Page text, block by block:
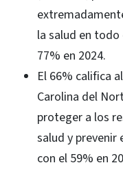
la salud en
77% en 2024.
El 66% califica
Carolina del
proteger a los
salud y prevenir
con el 59% en